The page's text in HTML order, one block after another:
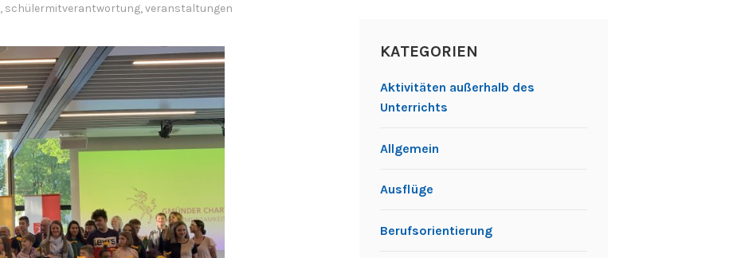
, schülermitverantwortung,veranstaltungen
KATEGORIEN
Aktivitäten außerhalb des
Unterrichts
Allgemein
Ausflüge
Berufsorientierung